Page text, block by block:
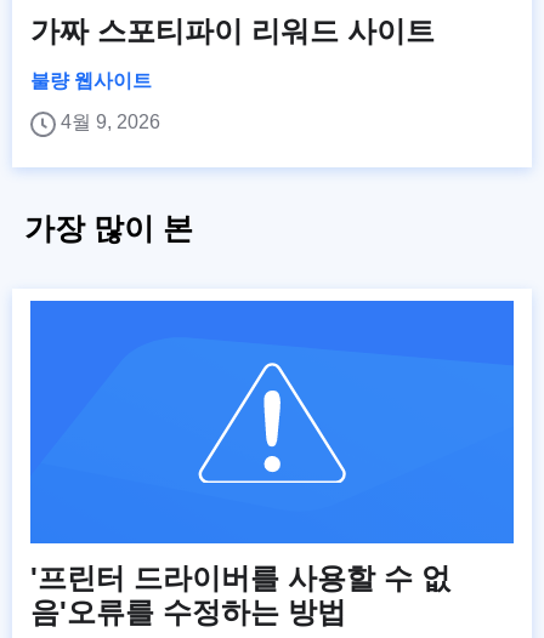
가짜 스포티파이 리워드 사이트
불량 웹사이트
4월 9, 2026
가장 많이 본
'프린터 드라이버를 사용할 수 없
음'오류를 수정하는 방법